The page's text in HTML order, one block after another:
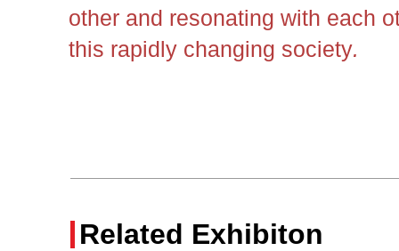
other and resonating with each
this rapidly changing society.
Related Exhibiton